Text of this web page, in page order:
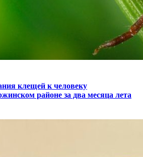
клещей к человеку
районе за два месяца лета